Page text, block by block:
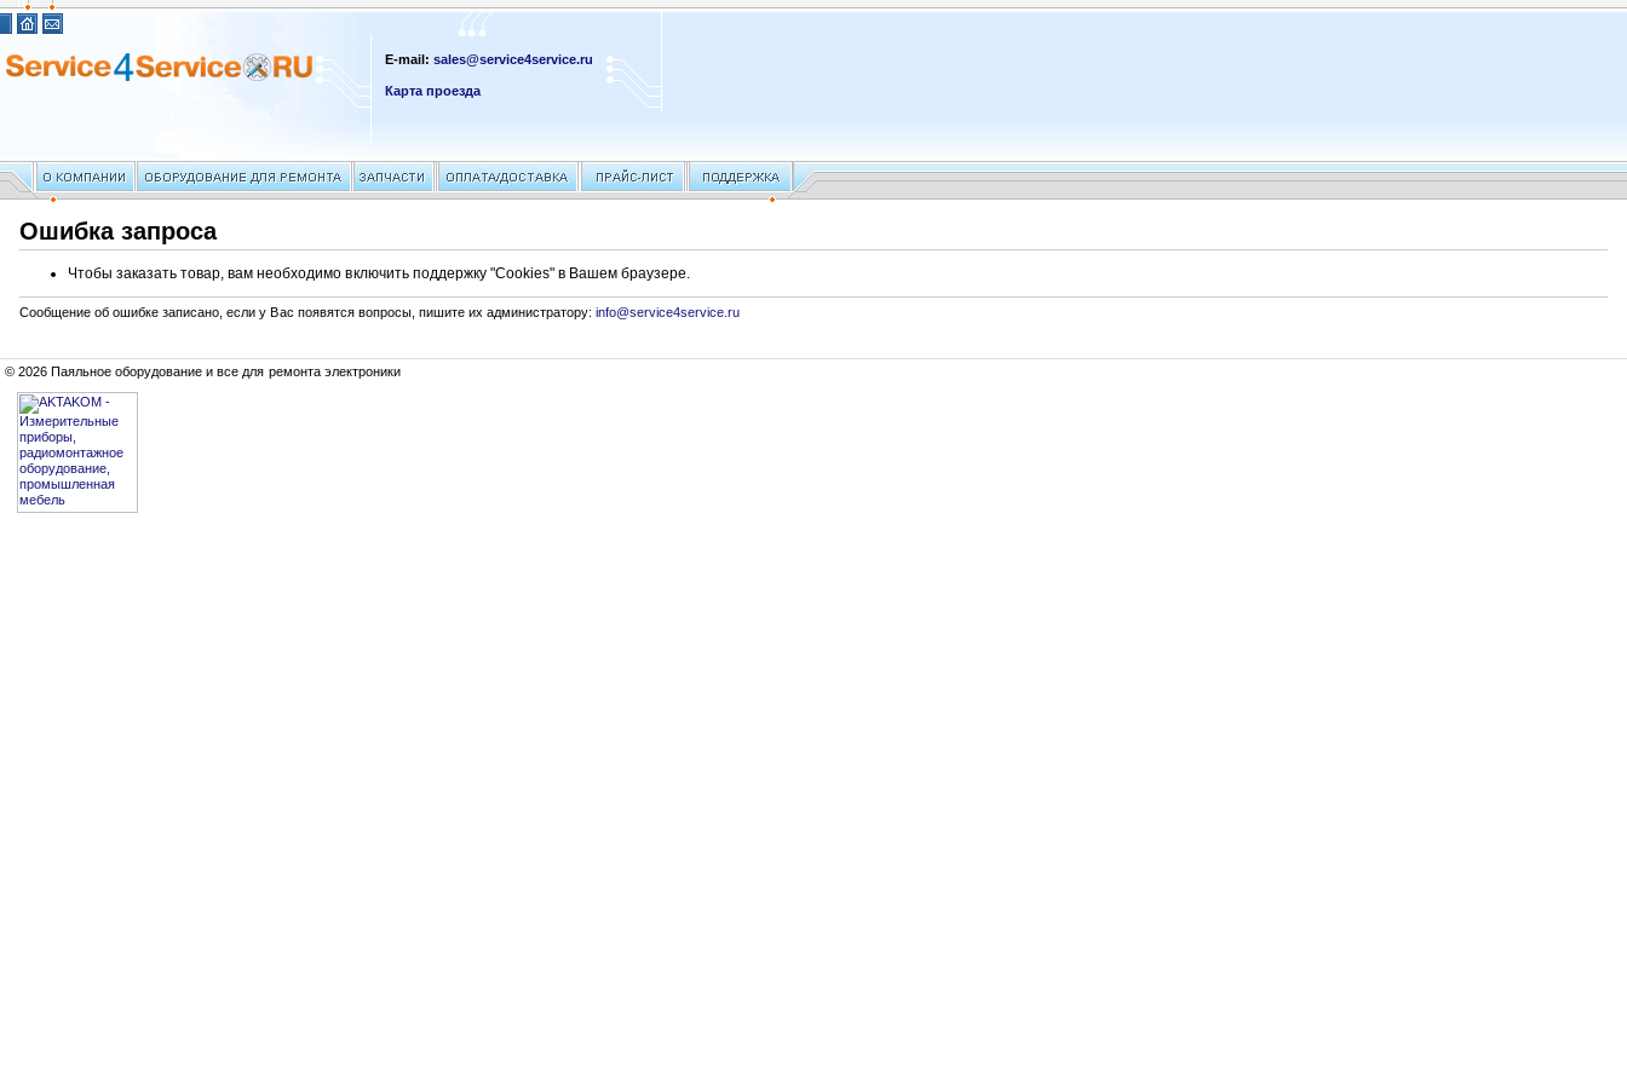
E-mail:sales@service4service.ru
Карта проезда
Ошибка запроса
Чтобы заказать товар, вам необходимо включить поддержку "Cookies" в Вашем браузере.
Сообщение об ошибке записано, если у Вас появятся вопросы, пишите их администратору:info@service4service.ru
© 2026 Паяльное оборудование и все для ремонта электроники